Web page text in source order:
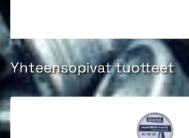
Yhteensopivat tuotteet